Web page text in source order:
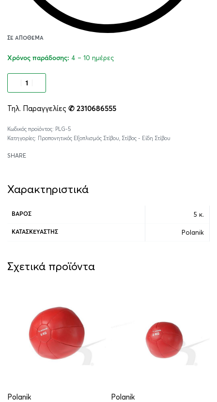
ΣΕ ΑΠΌΘΕΜΑ
Χρόνος παράδοσης: 4 – 10 ημέρες
Τηλ. Παραγγελίες ✆ 2310686555
PLG-5
Κατηγορίες: Προπονητικός Εξοπλισμός Στίβου Στίβος - Είδη Στίβου
SHARE
Χαρακτηριστικά
ΒΆΡΟΣ 5 κ.
ΚΑΤΑΣΚΕΥΑΣΤΉΣ Polanik
Σχετικά προϊόντα
Polanik Polanik